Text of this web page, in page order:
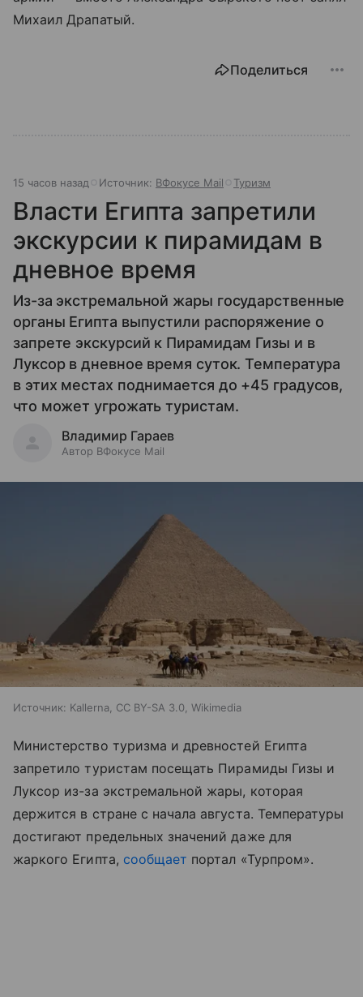
Михаил Драпатый.
Поделиться
15 часов назад Источник: ВФокусе Mail Туризм
Власти Египта запретили
экскурсии к пирамидам в
дневное время
Из-за экстремальной жары государственные
органы Египта выпустили распоряжение о
запрете экскурсий к Пирамидам Гизы и в
Луксор в дневное время суток. Температура
в этих местах поднимается до +45 градусов,
что может угрожать туристам.
Владимир Гараев
Автор ВФокусе Mail
Источник: Kallerna, CC BY-SA 3.0, Wikimedia
Министерство туризма и древностей Египта
запретило туристам посещать Пирамиды Гизы и
Луксор из-за экстремальной жары, которая
держится в стране с начала августа. Температуры
достигают предельных значений даже для
жаркого Египта, сообщает портал «Турпром».